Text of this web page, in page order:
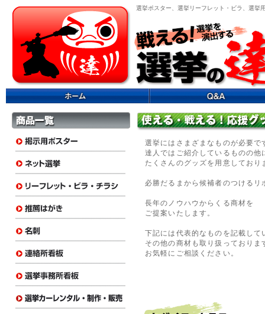
選挙ポスター、選挙リーフレット・ビラ、選
選挙にはさまざまなものが必要で
達人ではご紹介しているものの他
たくさんのグッズを用意しており
必勝だるまから候補者のつけるリ
長年のノウハウからくる商材を
ご提案いたします。
下記には代表的なものを記載して
その他の商材も取り扱っておりま
お気軽にご相談ください。